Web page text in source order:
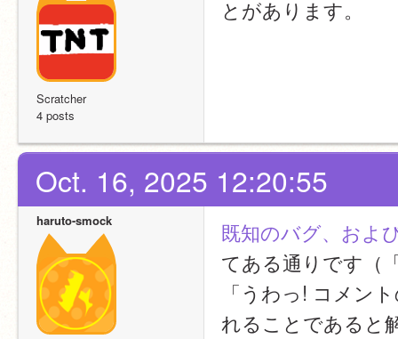
Scratcher
4 posts
とがあります。
Oct. 16, 2025 12:20:55
haruto-smock
既知のバグ、およ
てある通りです（
「うわっ! コメン
れることであると